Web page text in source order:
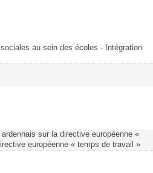
au sein des écoles - Intégration
sur la directive européenne «
européenne « temps de travail »